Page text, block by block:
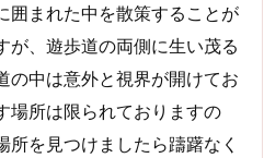
囲まれた中を散策することが
が、遊歩道の両側に生い茂る
の中は意外と視界が開けてお
場所は限られておりますの
を見つけましたら躊躇なく